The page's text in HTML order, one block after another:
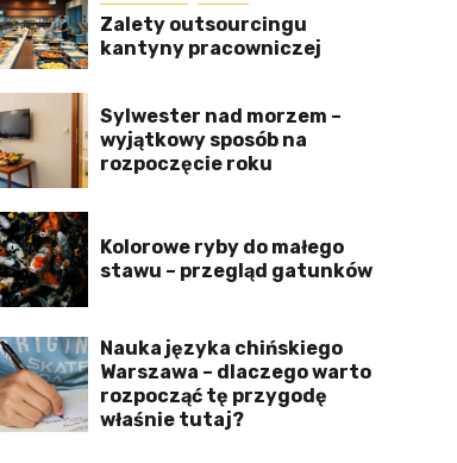
Zalety outsourcingu
kantyny pracowniczej
Sylwester nad morzem –
wyjątkowy sposób na
rozpoczęcie roku
Kolorowe ryby do małego
stawu – przegląd gatunków
Nauka języka chińskiego
Warszawa – dlaczego warto
rozpocząć tę przygodę
właśnie tutaj?